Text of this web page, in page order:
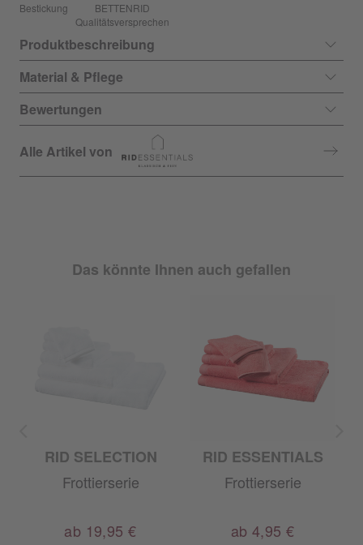
Bestickung
BETTENRID
Qualitätsversprechen
Produktbeschreibung
Material & Pflege
Bewertungen
Alle Artikel von
Das könnte Ihnen auch gefallen
RID SELECTION
Frottierserie
ab 19,95 €
RID ESSENTIALS
Frottierserie
ab 4,95 €